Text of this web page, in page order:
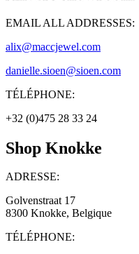
EMAIL ALL ADDRESSES:
alix@maccjewel.com
danielle.sioen@sioen.com
TÉLÉPHONE:
+32 (0)475 28 33 24
Shop Knokke
ADRESSE:
Golvenstraat 17
8300 Knokke, Belgique
TÉLÉPHONE: